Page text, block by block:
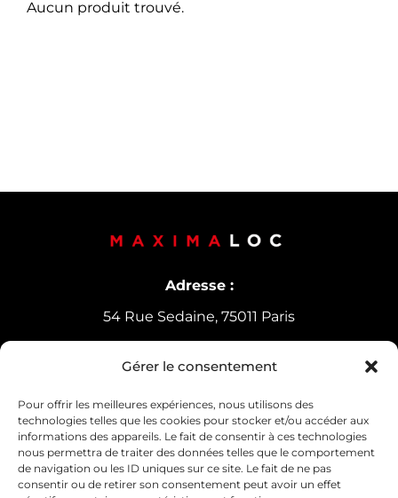
Gérer le consentement
Pour offrir les meilleures expériences, nous utilisons des
technologies telles que les cookies pour stocker et/ou accéder aux
informations des appareils. Le fait de consentir à ces technologies
nous permettra de traiter des données telles que le comportement
de navigation ou les ID uniques sur ce site. Le fait de ne pas
consentir ou de retirer son consentement peut avoir un effet
Aucun produit trouvé.
Adresse :
54 Rue Sedaine, 75011 Paris
Horaires d’ouverture
Lundi-Vendredi : 9h30-12h30 /
14h-18h
Samedi : 10h30-13h30
Contact